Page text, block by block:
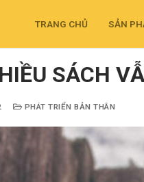
TRANG CHỦ SẢN
SÁCH
PHÁT TRIỂN BẢN THÂN